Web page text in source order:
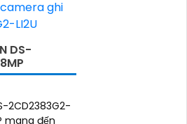
DS-
2CD2383G2-
mang đến